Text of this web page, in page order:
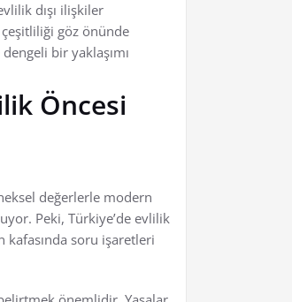
dışı ilişkiler
göz önünde
bir yaklaşımı
Öncesi
değerlerle modern
Peki, Türkiye’de evlilik
soru işaretleri